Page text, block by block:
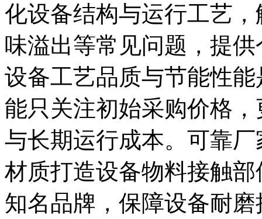
化设备结构与运行工艺
味溢出等常见问题，提
设备工艺品质与节能性
能只关注初始采购价格
与长期运行成本。可靠
材质打造设备物料接触
知名品牌，保障设备耐